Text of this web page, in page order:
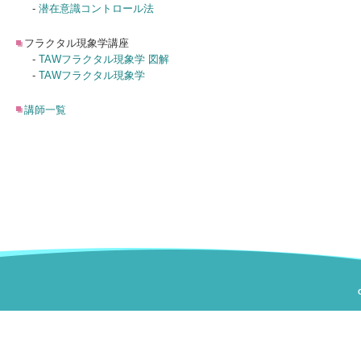
- 潜在意識コントロール法
フラクタル現象学講座
- TAWフラクタル現象学 図解
- TAWフラクタル現象学
講師一覧